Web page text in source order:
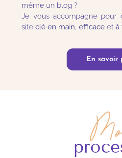
même un blog ?
Je vous accompagne pour
siteclé en main,efficace età
En savoir